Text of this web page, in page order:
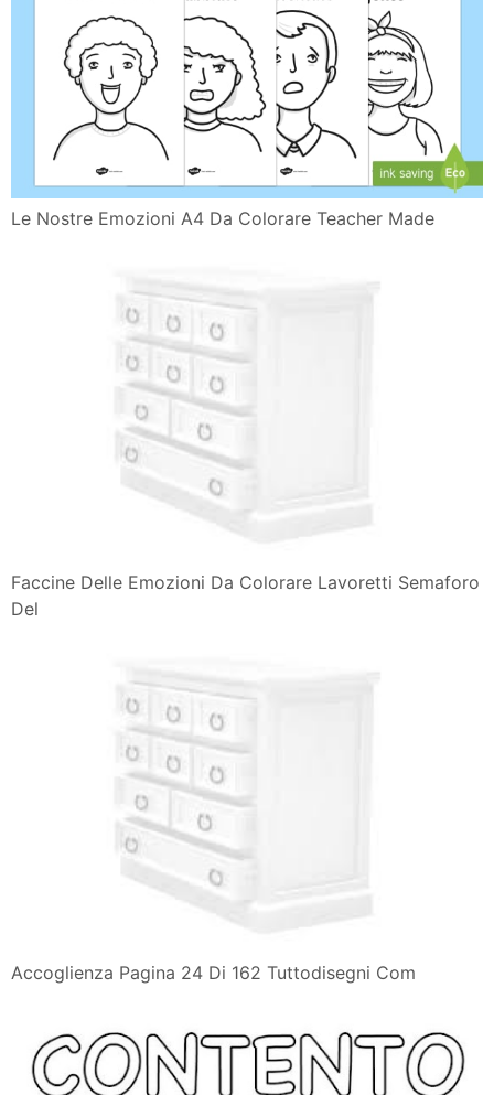
Le Nostre Emozioni A4 Da Colorare Teacher Made
Faccine Delle Emozioni Da Colorare Lavoretti Semaforo
Del
Accoglienza Pagina 24 Di 162 Tuttodisegni Com